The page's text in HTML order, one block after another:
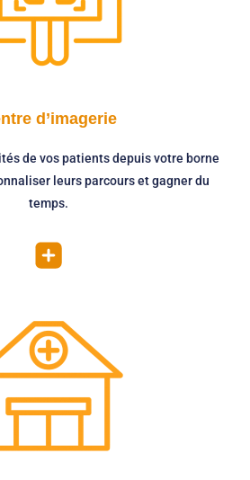
d’imagerie
de vos patients depuis votre borne
leurs parcours et gagner du
temps.